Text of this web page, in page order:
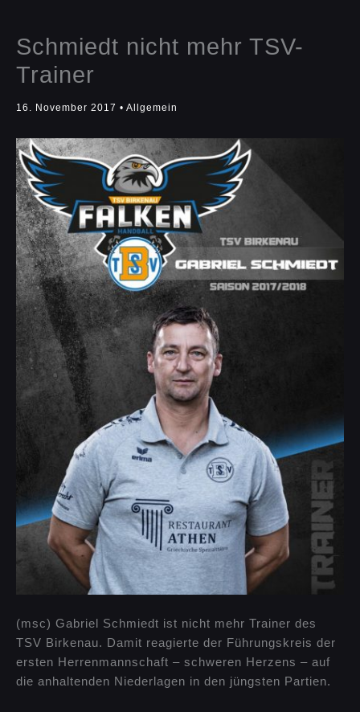
Schmiedt nicht mehr TSV-
Trainer
16. November 2017 • Allgemein
(msc) Gabriel Schmiedt ist nicht mehr Trainer des
TSV Birkenau. Damit reagierte der Führungskreis der
ersten Herrenmannschaft – schweren Herzens – auf
die anhaltenden Niederlagen in den jüngsten Partien.